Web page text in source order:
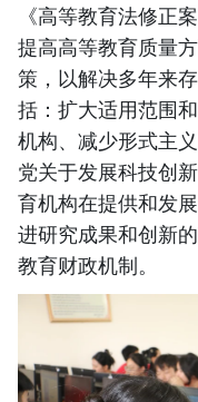
《高等教育法修正
提高高等教育质量
策，以解决多年来
括：扩大适用范围
机构、减少形式主
党关于发展科技创
育机构在提供和发
进研究成果和创新
教育财政机制。